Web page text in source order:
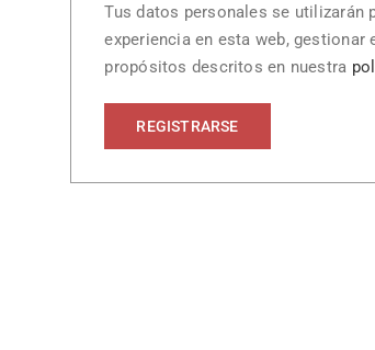
Tus datos personales se utilizarán
experiencia en esta web,
propósitos descritos en nuestra
REGISTRARSE